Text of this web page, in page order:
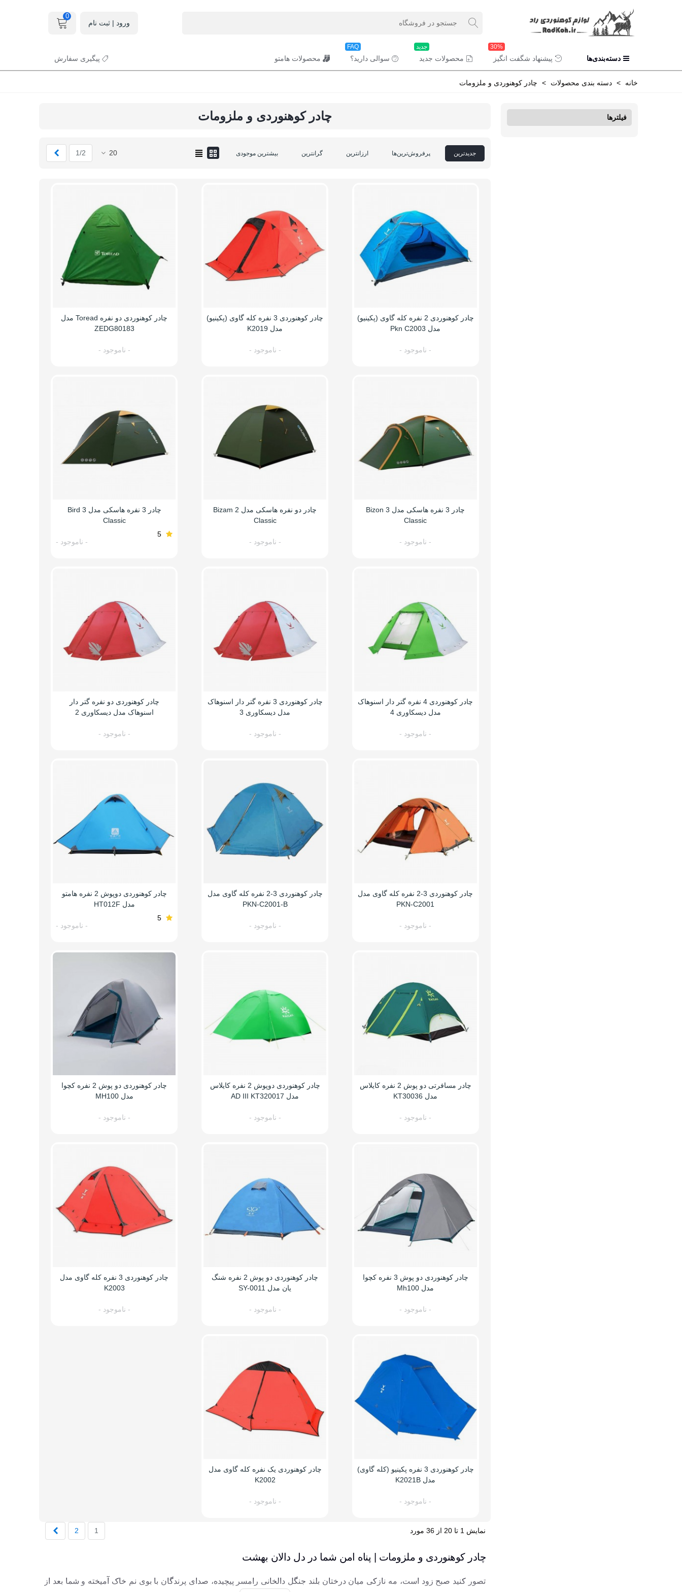
ورود | ثبت نام
0
دسته‌بندی‌ها پیشنهاد شگفت انگیز
30%
محصولات جدید
جدید
سوالی دارید؟
FAQ
محصولات هامتو پیگیری سفارش
خانه > دسته بندی محصولات > چادر کوهنوردی و ملزومات
فیلترها چادر کوهنوردی و ملزومات
جدیدترین پرفروش‌ترین‌ها ارزانترین گرانترین بیشترین موجودی 20
1/2
چادر کوهنوردی 2 نفره کله گاوی (پکینیو)
مدل Pkn C2003
- ناموجود -
چادر کوهنوردی 3 نفره کله گاوی (پکینیو)
مدل K2019
- ناموجود -
چادر کوهنوردی دو نفره Toread مدل
ZEDG80183
- ناموجود -
چادر 3 نفره هاسکی مدل Bizon 3
Classic
- ناموجود -
چادر دو نفره هاسکی مدل Bizam 2
Classic
- ناموجود -
چادر 3 نفره هاسکی مدل Bird 3
Classic
5
- ناموجود -
چادر کوهنوردی 4 نفره گتر دار اسنوهاک
مدل دیسکاوری 4
- ناموجود -
چادر کوهنوردی 3 نفره گتر دار اسنوهاک
مدل دیسکاوری 3
- ناموجود -
چادر کوهنوردی دو نفره گتر دار
اسنوهاک مدل دیسکاوری 2
- ناموجود -
چادر کوهنوردی 3-2 نفره کله گاوی مدل
PKN-C2001
- ناموجود -
چادر کوهنوردی 3-2 نفره کله گاوی مدل
PKN-C2001-B
- ناموجود -
چادر کوهنوردی دوپوش 2 نفره هامتو
مدل HT012F
5
- ناموجود -
چادر مسافرتی دو پوش 2 نفره کایلاس
مدل KT30036
- ناموجود -
چادر کوهنوردی دوپوش 2 نفره کایلاس
مدل AD III KT320017
- ناموجود -
چادر کوهنوردی دو پوش 2 نفره کچوا
مدل MH100
- ناموجود -
چادر کوهنوردی دو پوش 3 نفره کچوا
مدل Mh100
- ناموجود -
چادر کوهنوردی دو پوش 2 نفره شنگ
یان مدل SY-0011
- ناموجود -
چادر کوهنوردی 3 نفره کله گاوی مدل
K2003
- ناموجود -
چادر کوهنوردی 3 نفره پکینیو (کله گاوی)
مدل K2021B
- ناموجود -
چادر کوهنوردی یک نفره کله گاوی مدل
K2002
- ناموجود -
نمایش 1 تا 20 از 36 مورد 1
2
چادر کوهنوردی و ملزومات | پناه امن شما در دل دالان بهشت
تصور کنید صبح زود است، مه نازکی میان درختان بلند جنگل دالخانی رامسر پیچیده، صدای پرندگان با بوی نم خاک آمیخته و شما بعد از